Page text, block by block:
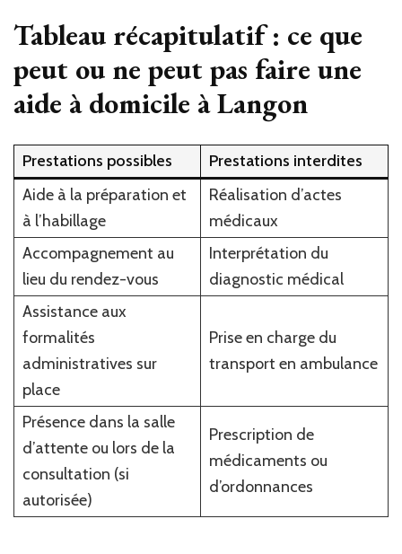
Tableau récapitulatif : ce que
peut ou ne peut pas faire une
aide à domicile à Langon
Prestations possibles
Prestations interdites
Aide à la préparation et
à l’habillage
Réalisation d’actes
médicaux
Accompagnement au
lieu du rendez-vous
Interprétation du
diagnostic médical
Assistance aux
formalités
administratives sur
place
Prise en charge du
transport en ambulance
Présence dans la salle
d’attente ou lors de la
consultation (si
autorisée)
Prescription de
médicaments ou
d’ordonnances